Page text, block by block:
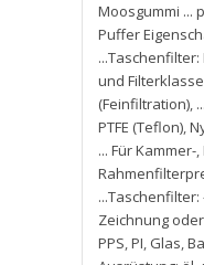
Moosgummi ...
Puffer
und
(Feinfiltration),
PTFE (Teflon),
... Für Kammer-,
Zeichnung
PPS,PI, Glas,